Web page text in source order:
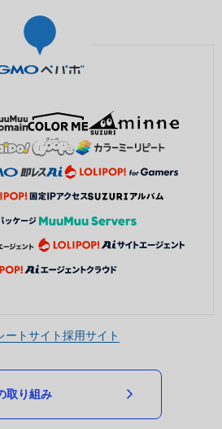
ートサイト採用サイト
取り組み